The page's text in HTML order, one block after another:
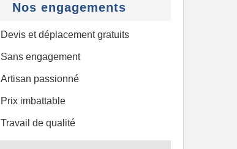
Nos engagements
Devis et déplacement gratuits
Sans engagement
Artisan passionné
Prix imbattable
Travail de qualité